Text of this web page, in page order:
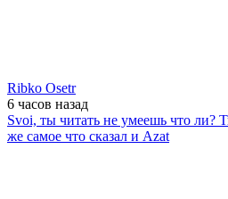
Ribko Osetr
6 часов назад
Svoi, ты читать не умеешь что ли?
же самое что сказал и Azat